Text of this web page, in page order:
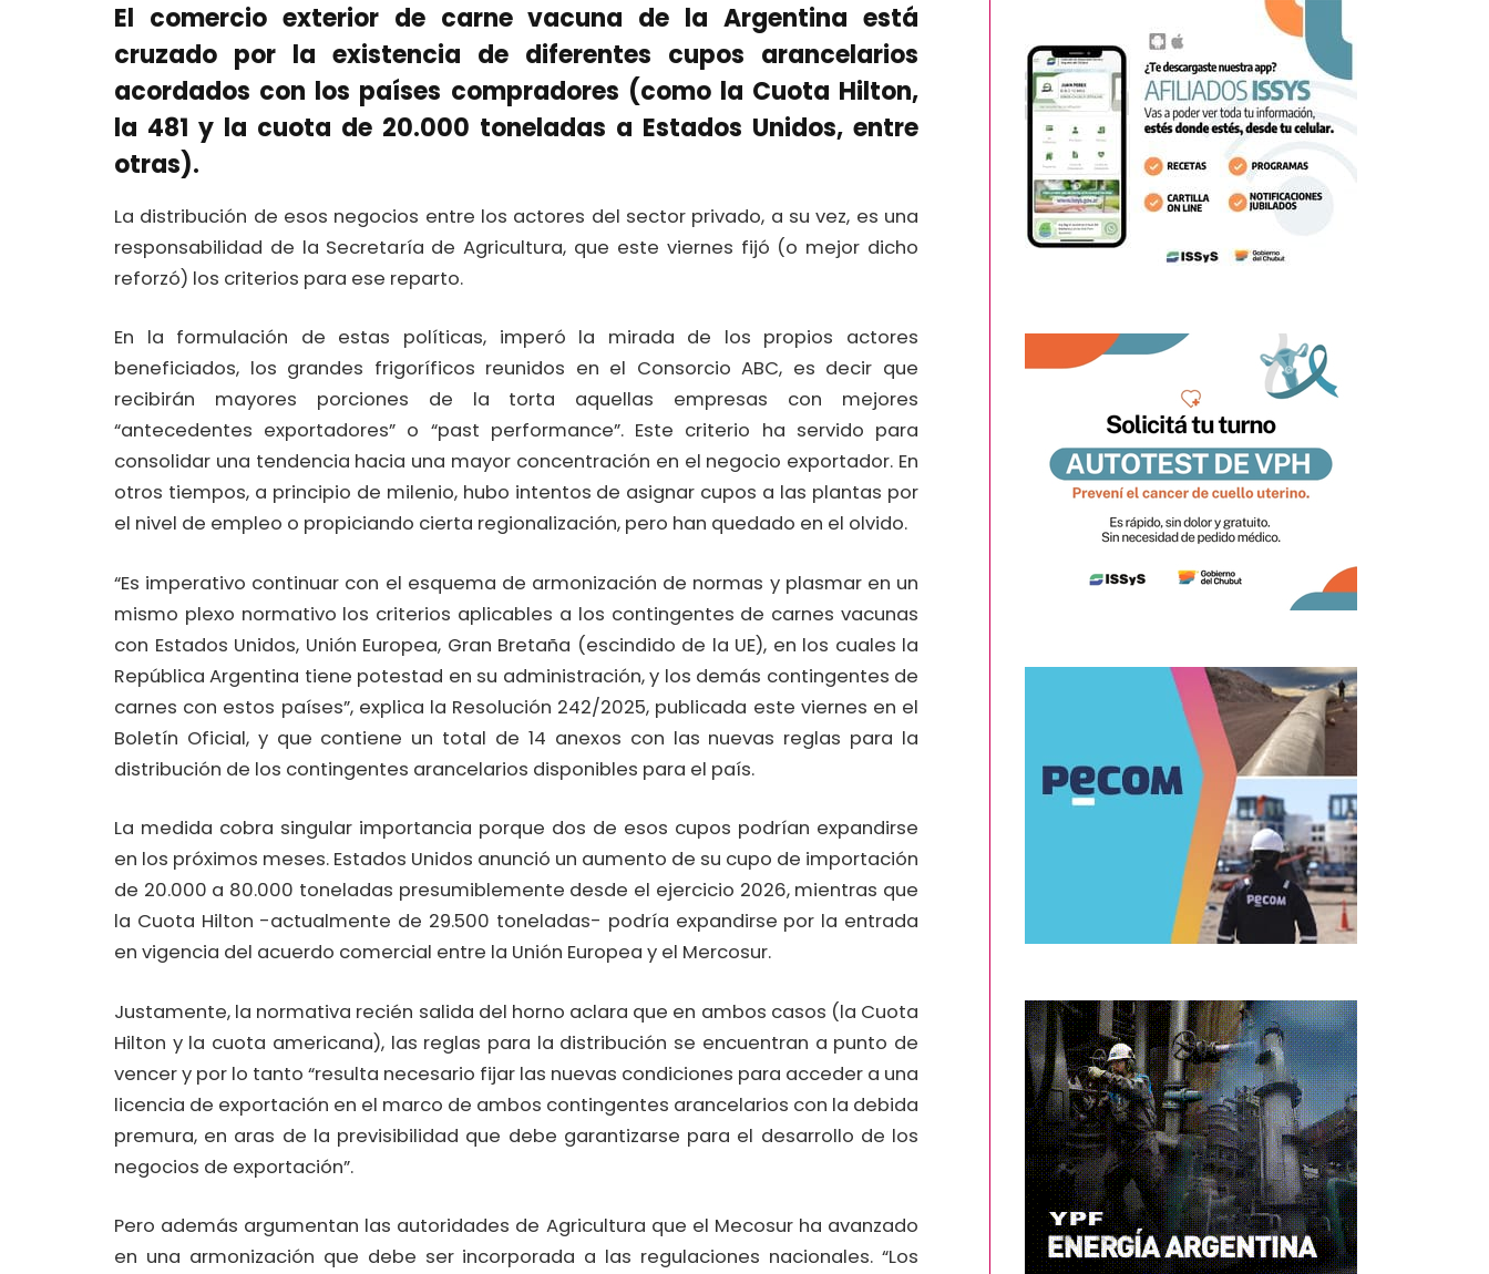
El comercio exterior de carne vacuna de la Argentina está
cruzado por la existencia de diferentes cupos arancelarios
acordados con los países compradores (como la Cuota Hilton,
la 481 y la cuota de 20.000 toneladas a Estados Unidos, entre
otras).
La distribución de esos negocios entre los actores del sector privado, a su vez, es una
responsabilidad de la Secretaría de Agricultura, que este viernes fijó (o mejor dicho
reforzó) los criterios para ese reparto.
En la formulación de estas políticas, imperó la mirada de los propios actores
beneficiados, los grandes frigoríficos reunidos en el Consorcio ABC, es decir que
recibirán mayores porciones de la torta aquellas empresas con mejores
“antecedentes exportadores” o “past performance”. Este criterio ha servido para
consolidar una tendencia hacia una mayor concentración en el negocio exportador. En
otros tiempos, a principio de milenio, hubo intentos de asignar cupos a las plantas por
el nivel de empleo o propiciando cierta regionalización, pero han quedado en el olvido.
“Es imperativo continuar con el esquema de armonización de normas y plasmar en un
mismo plexo normativo los criterios aplicables a los contingentes de carnes vacunas
con Estados Unidos, Unión Europea, Gran Bretaña (escindido de la UE), en los cuales la
República Argentina tiene potestad en su administración, y los demás contingentes de
carnes con estos países”, explica la Resolución 242/2025, publicada este viernes en el
Boletín Oficial, y que contiene un total de 14 anexos con las nuevas reglas para la
distribución de los contingentes arancelarios disponibles para el país.
La medida cobra singular importancia porque dos de esos cupos podrían expandirse
en los próximos meses. Estados Unidos anunció un aumento de su cupo de importación
de 20.000 a 80.000 toneladas presumiblemente desde el ejercicio 2026, mientras que
la Cuota Hilton -actualmente de 29.500 toneladas- podría expandirse por la entrada
en vigencia del acuerdo comercial entre la Unión Europea y el Mercosur.
Justamente, la normativa recién salida del horno aclara que en ambos casos (la Cuota
Hilton y la cuota americana), las reglas para la distribución se encuentran a punto de
vencer y por lo tanto “resulta necesario fijar las nuevas condiciones para acceder a una
licencia de exportación en el marco de ambos contingentes arancelarios con la debida
premura, en aras de la previsibilidad que debe garantizarse para el desarrollo de los
negocios de exportación”.
Pero además argumentan las autoridades de Agricultura que el Mecosur ha avanzado
en una armonización que debe ser incorporada a las regulaciones nacionales. “Los